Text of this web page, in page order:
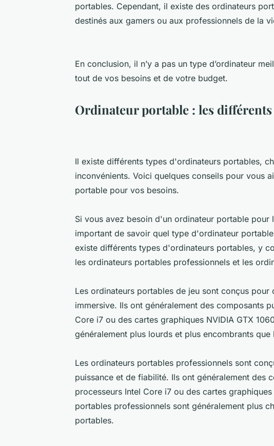
portables. Cependant, il existe des ordinateurs
destinés aux gamers ou aux professionnels de la
En conclusion, il n’y a pas un type d’ordinateur
tout de vos besoins et de votre budget.
Ordinateur portable : les différents
Il existe différents types d'ordinateurs portables,
inconvénients. Voici quelques conseils pour vous
portable pour vos besoins.
Si vous avez besoin d'un ordinateur portable
important de savoir quel type d'ordinateur
existe différents types d'ordinateurs portables, y
les ordinateurs portables professionnels et les
Les ordinateurs portables de jeu sont conçus
immersive. Ils ont généralement des composants
Core i7 ou des cartes graphiques NVIDIA GTX
généralement plus lourds et plus encombrants
Les ordinateurs portables professionnels sont
puissance et de fiabilité. Ils ont généralement des
processeurs Intel Core i7 ou des cartes
portables professionnels sont généralement plus
portables.